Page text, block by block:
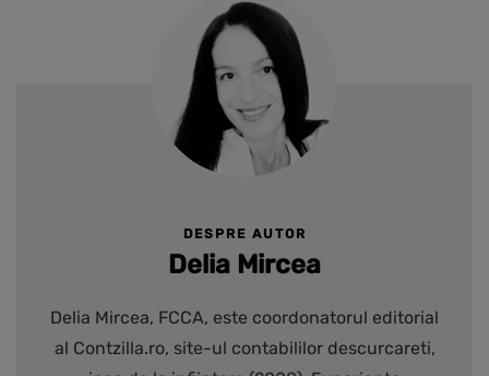
DESPRE AUTOR
Delia Mircea
Delia Mircea, FCCA, este coordonatorul editorial
al Contzilla.ro, site-ul contabililor descurcareti,